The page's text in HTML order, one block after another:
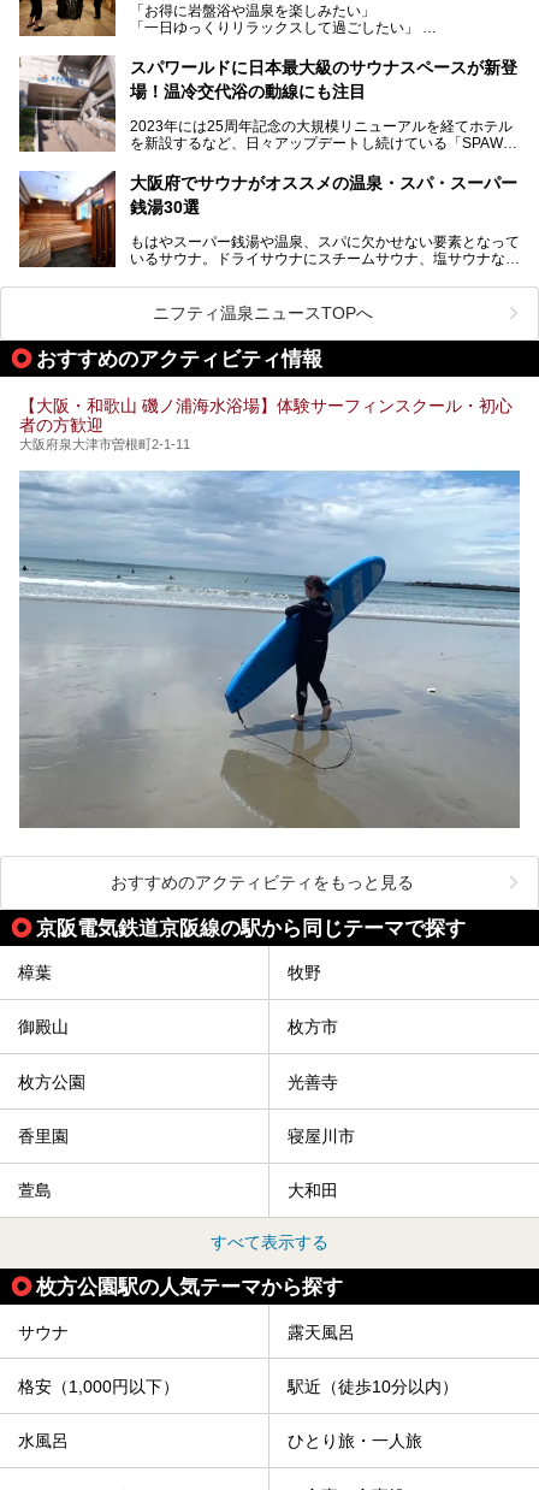
見どころが盛りだくさん。日常の疲れを癒やしたい方はもち
ろん、休日にゆったり過ごしたい方にもぴったりの内容とな
本記事では、そんなリニューアル後の注目ポイントを詳しく
紹介します。これから「鶴見緑地湯元水春」に訪れる方や、
い。
「お得に岩盤浴や温泉を楽しみたい」
「一日ゆっくりリラックスして過ごしたい」
利用できる「神州温泉 あるごの湯」です。
あるごの湯は、大阪府豊中市にある日帰り温浴施設で、阪急
チムジルバン（岩盤浴）を中心に、発汗・リラックス・漫画
タイムまで満喫できる長時間滞在型の施設なので、一日中ゆ
る迫力ある熱波パフォーマンスも毎日行われており、“とと
のう”体験をしっかり楽しめるのもポイントです。
ケやボウリングといった遊び場もあり、友人同士やカップル
で“遊び+癒し”の一日を過ごすのにもぴったり。
処にいたるまで魅力をたっぷり堪能してきたので、その全容
スパワールドに日本最大級のサウナスペースが新登
場！温冷交代浴の動線にも注目
2023年には25周年記念の大規模リニューアルを経てホテル
を新設するなど、日々アップデートし続けている「SPAWO
そんなスパワールドが2025年11月15日（土）に、新たな浴
室や日本最大級140人収容の大規模サウナを携えてリニュー
アルオープン！浴室である4F・6Fそれぞれにリニューアル
大規模リニューアルの全容を確認すべく、リニューアルプレ
オープンイベントに行ってきました！今回はそのリニューア
大阪府でサウナがオススメの温泉・スパ・スーパー
銭湯30選
もはやスーパー銭湯や温泉、スパに欠かせない要素となって
いるサウナ。ドライサウナにスチームサウナ、塩サウナな
ペース、ロウリュウなど、心ゆくまで楽しむためのサービス
が充実した施設も多くみられます。
今回はそんなサウナにこだわった、大阪府内のオススメ温
泉・銭湯・スパを30件紹介したいと思います！
ニフティ温泉ニュースTOPへ
おすすめのアクティビティ情報
【大阪・和歌山 磯ノ浦海水浴場】体験サーフィンスクール・初心
者の方歓迎
大阪府泉大津市曽根町2-1-11
おすすめのアクティビティをもっと見る
京阪電気鉄道京阪線の駅から同じテーマで探す
樟葉 牧野
御殿山 枚方市
枚方公園 光善寺
香里園 寝屋川市
萱島 大和田
すべて表示する
枚方公園駅の人気テーマから探す
サウナ 露天風呂
格安（1,000円以下） 駅近（徒歩10分以内）
水風呂 ひとり旅・一人旅